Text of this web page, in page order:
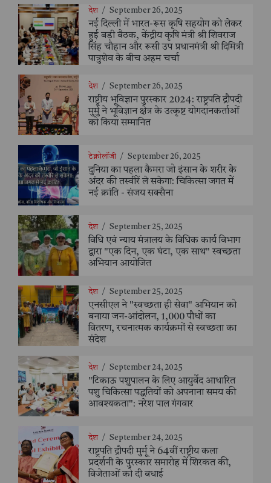
देश / September 26, 2025
नई दिल्ली में भारत-रूस कृषि सहयोग को लेकर
हुई बड़ी बैठक, केंद्रीय कृषि मंत्री श्री शिवराज
सिंह चौहान और रूसी उप प्रधानमंत्री श्री दिमित्री
पात्रुशेव के बीच अहम चर्चा
देश / September 26, 2025
राष्ट्रीय भूविज्ञान पुरस्कार 2024: राष्ट्रपति द्रौपदी
मुर्मु ने भूविज्ञान क्षेत्र के उत्कृष्ट योगदानकर्ताओं
को किया सम्मानित
टेक्नोलॉजी / September 26, 2025
दुनिया का पहला कैमरा जो इंसान के शरीर के
अंदर की तस्वीरें ले सकेगा: चिकित्सा जगत में
नई क्रांति - संजय सक्सैना
देश / September 25, 2025
विधि एवं न्याय मंत्रालय के विधिक कार्य विभाग
द्वारा "एक दिन, एक घंटा, एक साथ" स्वच्छता
अभियान आयोजित
देश / September 25, 2025
एनसीएल ने "स्वच्छता ही सेवा" अभियान को
बनाया जन-आंदोलन, 1,000 पौधों का
वितरण, रचनात्मक कार्यक्रमों से स्वच्छता का
संदेश
देश / September 24, 2025
"टिकाऊ पशुपालन के लिए आयुर्वेद आधारित
पशु चिकित्सा पद्धतियों को अपनाना समय की
आवश्यकता": नरेश पाल गंगवार
देश / September 24, 2025
राष्ट्रपति द्रौपदी मुर्मू ने 64वीं राष्ट्रीय कला
प्रदर्शनी के पुरस्कार समारोह में शिरकत की,
विजेताओं को दी बधाई